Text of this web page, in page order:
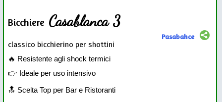
Bicchiere Casablanca 3
Pasabahce
classico bicchierino per shottini
🔥 Resistente agli shock termici
👉 Ideale per uso intensivo
🔝 Scelta Top per Bar e Ristoranti